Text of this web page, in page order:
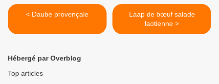
< Daube provençale
Laap de bœuf salade
laotienne >
Hébergé par Overblog
Top articles